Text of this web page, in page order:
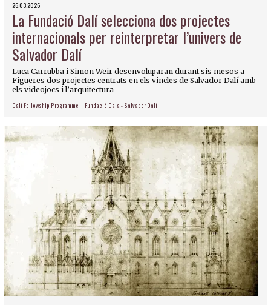
26.03.2026
La Fundació Dalí selecciona dos projectes
internacionals per reinterpretar l’univers de
Salvador Dalí
Luca Carrubba i Simon Weir desenvoluparan durant sis mesos a
Figueres dos projectes centrats en els vincles de Salvador Dalí amb
els videojocs i l’arquitectura
Dalí Fellowship Programme Fundació Gala - Salvador Dalí